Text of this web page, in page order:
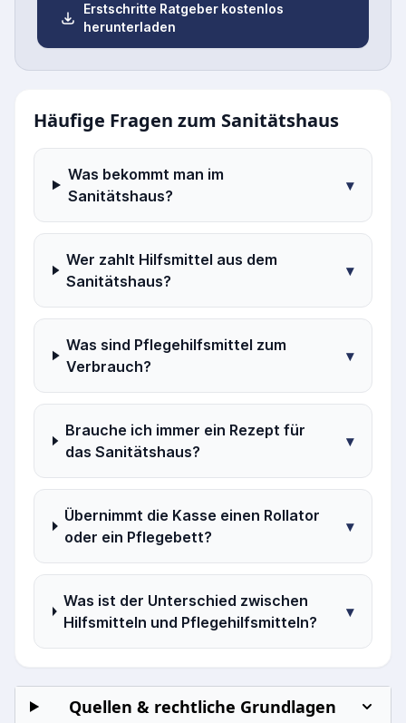
Erstschritte Ratgeber kostenlos
herunterladen
Häufige Fragen zum Sanitätshaus
Was bekommt man im
Sanitätshaus?
▾
Wer zahlt Hilfsmittel aus dem
Sanitätshaus?
▾
Was sind Pflegehilfsmittel zum
Verbrauch?
▾
Brauche ich immer ein Rezept für
das Sanitätshaus?
▾
Übernimmt die Kasse einen Rollator
oder ein Pflegebett?
▾
Was ist der Unterschied zwischen
Hilfsmitteln und Pflegehilfsmitteln?
▾
Quellen & rechtliche Grundlagen